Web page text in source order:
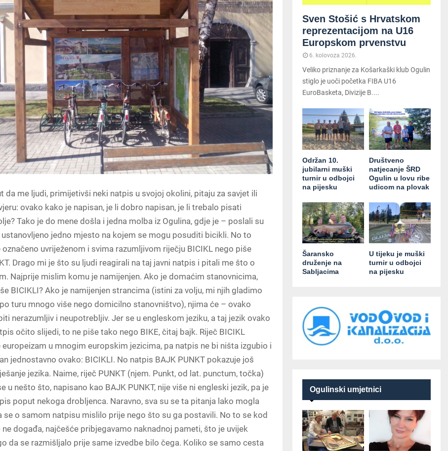
da me ljudi, primijetivši neki natpis u svojoj okolini, pitaju za savjet ili
ovako kako je napisan, je li dobro napisan, je li trebalo pisati
Tako je do mene došla i jedna molba iz Ogulina, gdje je – poslali su
jedno mjesto na kojem se mogu posuditi bicikli. No to
uvriježenom i svima razumljivom riječju BICIKL nego piše
Drago mi je što su ljudi reagirali na taj javni natpis i pitali me što o
Najprije mislim komu je namijenjen. Ako je domaćim stanovnicima,
BICIKLI? Ako je namijenjen strancima (istini za volju, mi njih gladimo
turu mnogo više nego domicilno stanovništvo), njima će – ovako
nerazumljiv i neupotrebljiv. Jer se u engleskom jeziku, a taj jezik ovako
očito slijedi, to ne piše tako nego BIKE, čitaj bajk. Riječ BICIKL
europeizam u mnogim europskim jezicima, pa natpis ne bi ništa izgubio i
jednostavno ovako: BICIKLI. No natpis BAJK PUNKT pokazuje još
jezika. Naime, riječ PUNKT (njem. Punkt, od lat. punctum, točka)
u nešto što, napisano kao BAJK PUNKT, nije više ni engleski jezik, pa je
poput nekoga drobljenca. Naravno, sva su se ta pitanja lako mogla
se o samom natpisu mislilo prije nego što su ga postavili. No to se kod
ne događa, najčešće pribjegavamo naknadnoj pameti, što je uvijek
da se razmišljalo prije same izvedbe bilo čega. Koliko se samo cesta
Sven Stošić s Hrvatskom
reprezentacijom na U16
Europskom prvenstvu
6. kolovoza 2026.
Veliko priznanje za Košarkaški klub Ogulin
stiglo je uoči početka FIBA U16
EuroBasketa, Divizije B....
Održan 10.
jubilarni muški
turnir u odbojci
na pijesku
Društveno
natjecanje ŠRD
Ogulin u lovu ribe
udicom na plovak
Šaransko
druženje na
Sabljacima
U tijeku je muški
turnir u odbojci
na pijesku
Ogulinski umjetnici